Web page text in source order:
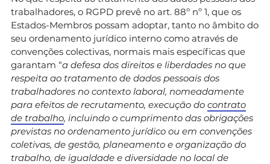
trabalhadores, o RGPD prevê no art. 88º nº 1, que os
Estados-Membros possam adoptar, tanto no âmbito do
seu ordenamento jurídico interno como através de
convenções colectivas, normais mais específicas que
garantam “a defesa dos direitos e liberdades no que
respeita ao tratamento de dados pessoais dos
trabalhadores no contexto laboral, nomeadamente
para efeitos de recrutamento, execução do contrato
de trabalho, incluindo o cumprimento das obrigações
previstas no ordenamento jurídico ou em convenções
coletivas, de gestão, planeamento e organização do
trabalho, de igualdade e diversidade no local de